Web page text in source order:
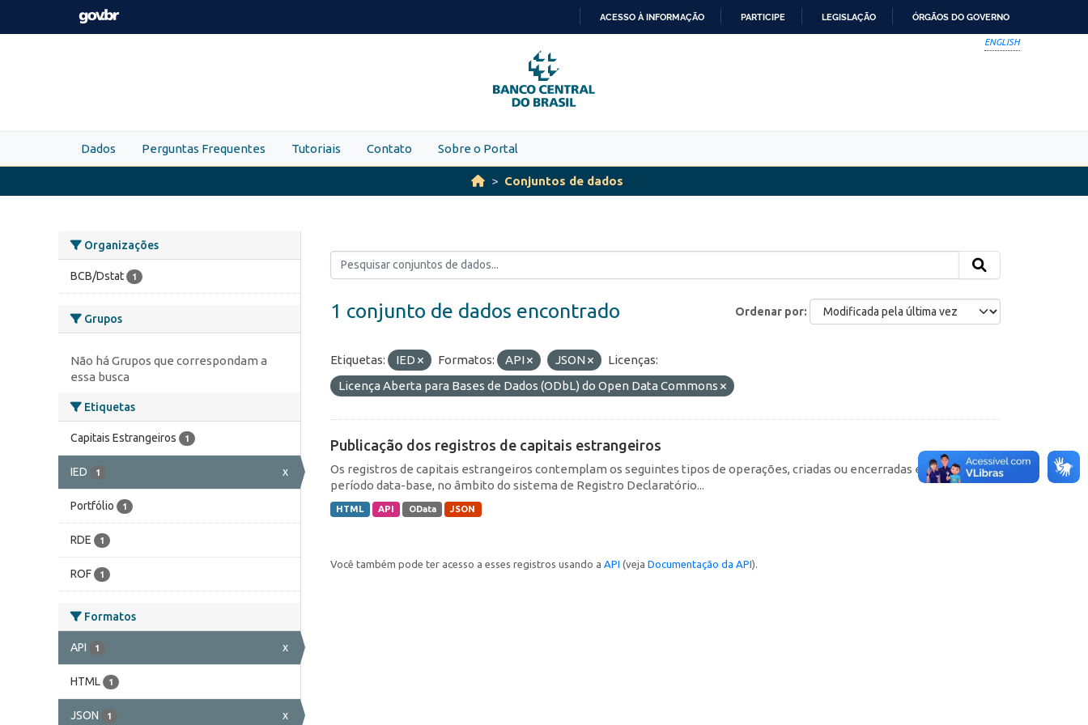
Skip to main content
PARA
O
CONTEÚDO
ACESSO À INFORMAÇÃO PARTICIPE LEGISLAÇÃO ÓRGÃOS DO GOVERNO
ENGLISH
Dados Perguntas Frequentes Tutoriais Contato Sobre o Portal
Conjuntos de dados
Organizações
BCB/Dstat 1
Grupos
Não há Grupos que correspondam a
essa busca
Etiquetas
Capitais Estrangeiros 1
IED 1 x
Portfólio 1
RDE 1
ROF 1
Formatos
API 1 x
HTML 1
JSON 1 x
Ordenar por
1 conjunto de dados encontrado
Etiquetas: IED Formatos: API JSON
Licenças:
Licença Aberta para Bases de Dados (ODbL) do Open Data Commons
Publicação dos registros de capitais estrangeiros
Os registros de capitais estrangeiros contemplam os seguintes tipos de operações, criadas ou encerradas em cada
período data-base, no âmbito do sistema de Registro Declaratório...
HTML API OData JSON
Você também pode ter acesso a esses registros usando a API (veja Documentação da API).